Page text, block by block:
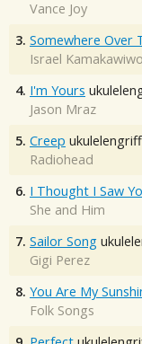
Vance Joy
3. Somewhere Over
Israel
4. I'm Yours
Jason Mraz
5. Creep
Radiohead
6. I Thought I Saw
She and Him
7. Sailor Song
Gigi Perez
8. You Are My
Folk Songs